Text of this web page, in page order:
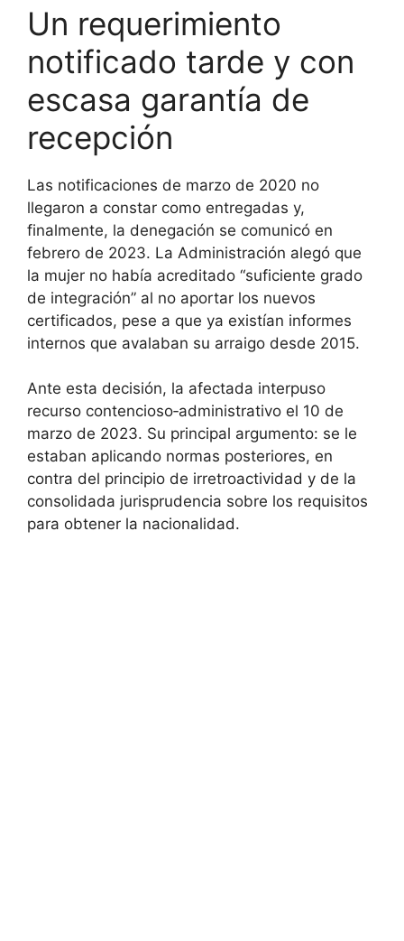
Un requerimiento
notificado tarde y con
escasa garantía de
recepción
Las notificaciones de marzo de 2020 no
llegaron a constar como entregadas y,
finalmente, la denegación se comunicó en
febrero de 2023. La Administración alegó que
la mujer no había acreditado “suficiente grado
de integración” al no aportar los nuevos
certificados, pese a que ya existían informes
internos que avalaban su arraigo desde 2015.
Ante esta decisión, la afectada interpuso
recurso contencioso‑administrativo el 10 de
marzo de 2023. Su principal argumento: se le
estaban aplicando normas posteriores, en
contra del principio de irretroactividad y de la
consolidada jurisprudencia sobre los requisitos
para obtener la nacionalidad.